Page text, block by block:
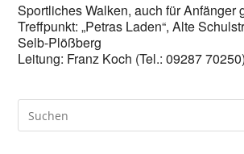
Sportliches Walken, auch für Anfänger
Treffpunkt: „Petras Laden“, Alte
Selb-Plößberg
Leitung: Franz Koch (Tel.: 09287 70250)